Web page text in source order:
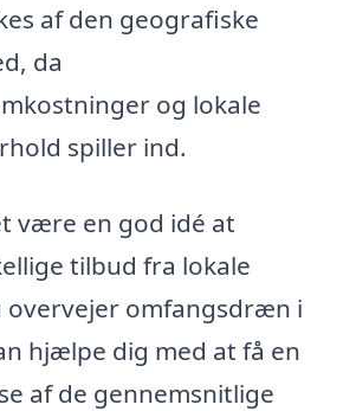
af den geografiske
da
og lokale
spiller ind.
være en god idé at
tilbud fra lokale
overvejer omfangsdræn i
hjælpe dig med at få en
af de gennemsnitlige